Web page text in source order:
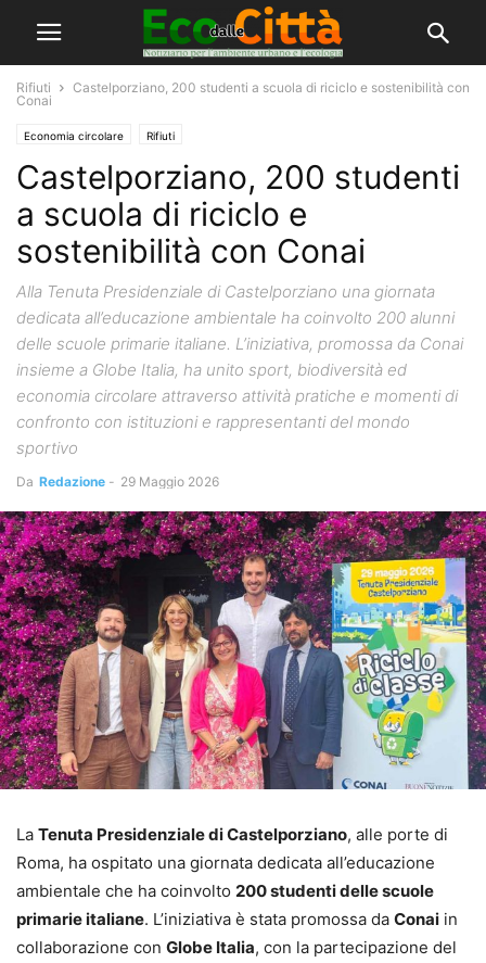
Rifiuti
Castelporziano, 200 studenti a scuola di riciclo e sostenibilità con
Conai
Economia circolare Rifiuti
Castelporziano, 200 studenti
a scuola di riciclo e
sostenibilità con Conai
Alla Tenuta Presidenziale di Castelporziano una giornata
dedicata all’educazione ambientale ha coinvolto 200 alunni
delle scuole primarie italiane. L’iniziativa, promossa da Conai
insieme a Globe Italia, ha unito sport, biodiversità ed
economia circolare attraverso attività pratiche e momenti di
confronto con istituzioni e rappresentanti del mondo
sportivo
Da Redazione - 29 Maggio 2026
La Tenuta Presidenziale di Castelporziano, alle porte di
Roma, ha ospitato una giornata dedicata all’educazione
ambientale che ha coinvolto 200 studenti delle scuole
primarie italiane. L’iniziativa è stata promossa da Conai in
collaborazione con Globe Italia, con la partecipazione del